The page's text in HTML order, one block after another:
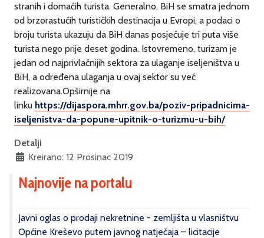
stranih i domaćih turista. Generalno, BiH se smatra jednom
od brzorastućih turističkih destinacija u Evropi, a podaci o
broju turista ukazuju da BiH danas posjećuje tri puta više
turista nego prije deset godina. Istovremeno, turizam je
jedan od najprivlačnijih sektora za ulaganje iseljeništva u
BiH, a određena ulaganja u ovaj sektor su već
realizovana.Opširnije na
linku https://dijaspora.mhrr.gov.ba/poziv-pripadnicima-
iseljenistva-da-popune-upitnik-o-turizmu-u-bih/
Detalji
Kreirano: 12 Prosinac 2019
Najnovije na portalu
Javni oglas o prodaji nekretnine - zemljišta u vlasništvu
Općine Kreševo putem javnog natječaja – licitacije